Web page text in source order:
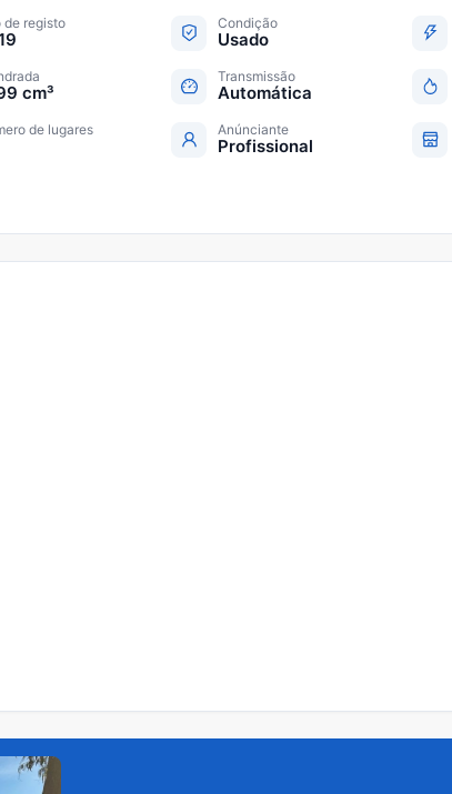
de registo Condição
Usado
cm³
Transmissão
Automática
de lugares Anúnciante
Profissional